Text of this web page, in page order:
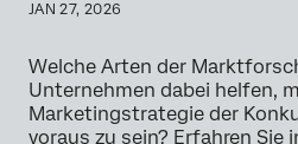
JAN 27, 2026
Welche Arten der
Unternehmen dabei helfen,
Marketingstrategie der
voraus zu sein? Erfahren Sie